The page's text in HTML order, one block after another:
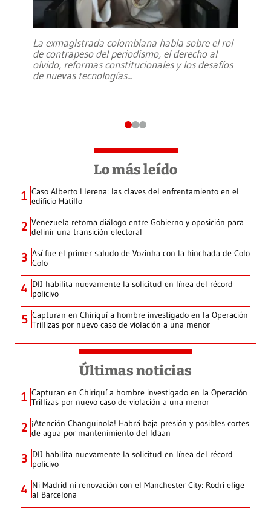
La exmagistrada colombiana habla sobre el rol
de contrapeso del periodismo, el derecho al
olvido, reformas constitucionales y los desafíos
de nuevas tecnologías...
Lo más leído
1 Caso Alberto Llerena: las claves del enfrentamiento en el
edificio Hatillo
2 Venezuela retoma diálogo entre Gobierno y oposición para
definir una transición electoral
3 Así fue el primer saludo de Vozinha con la hinchada de Colo
Colo
4 DIJ habilita nuevamente la solicitud en línea del récord
policivo
5 Capturan en Chiriquí a hombre investigado en la Operación
Trillizas por nuevo caso de violación a una menor
Últimas noticias
1 Capturan en Chiriquí a hombre investigado en la Operación
Trillizas por nuevo caso de violación a una menor
2 ¡Atención Changuinola! Habrá baja presión y posibles cortes
de agua por mantenimiento del Idaan
3 DIJ habilita nuevamente la solicitud en línea del récord
policivo
4 Ni Madrid ni renovación con el Manchester City: Rodri elige
al Barcelona